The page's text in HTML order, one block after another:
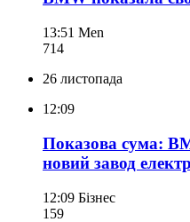
13:51 Men
714
26 листопада
12:09
Показова сума:
новий завод
12:09 Бізнес
159